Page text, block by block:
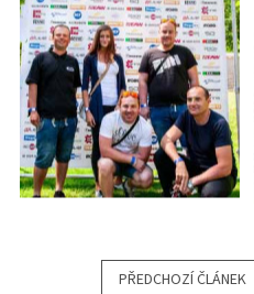
PŘEDCHOZÍ ČLÁNEK